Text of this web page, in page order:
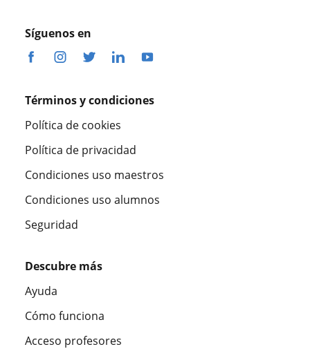
Síguenos en
Términos y condiciones
Política de cookies
Política de privacidad
Condiciones uso maestros
Condiciones uso alumnos
Seguridad
Descubre más
Ayuda
Cómo funciona
Acceso profesores